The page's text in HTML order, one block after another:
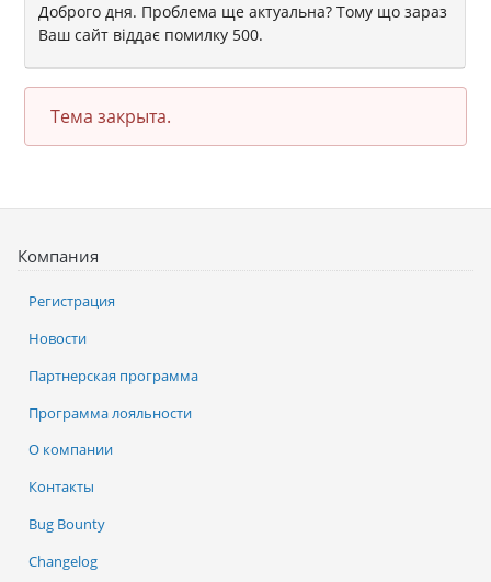
Доброго дня. Проблема ще актуальна? Тому що зараз
Ваш сайт віддає помилку 500.
Тема закрыта.
Компания
Регистрация
Новости
Партнерская программа
Программа лояльности
О компании
Контакты
Bug Bounty
Changelog